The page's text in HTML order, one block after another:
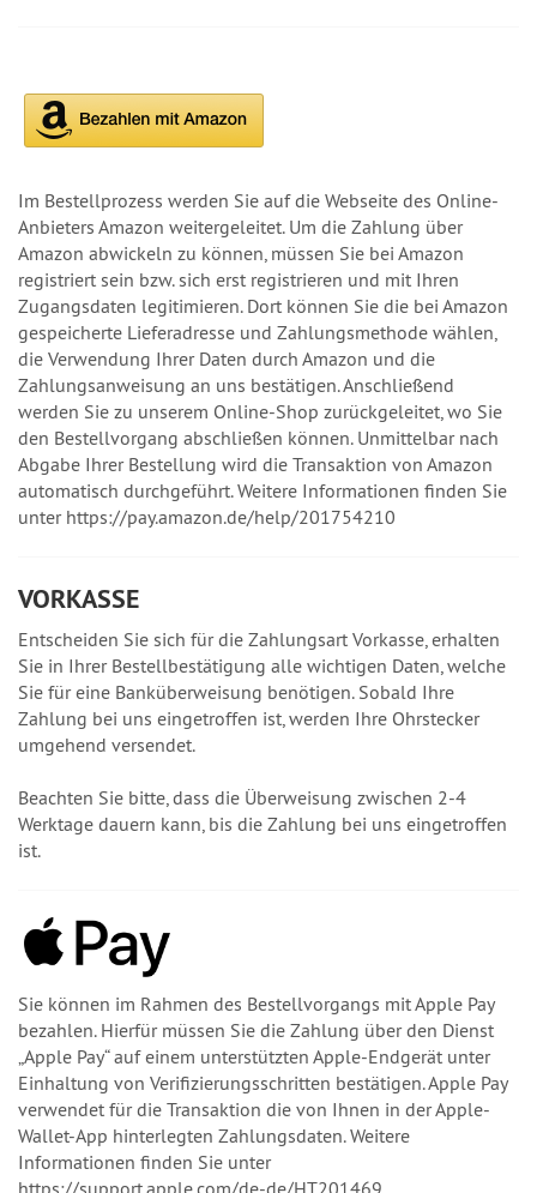
Im Bestellprozess werden Sie auf die Webseite des Online-
Anbieters Amazon weitergeleitet. Um die Zahlung über
Amazon abwickeln zu können, müssen Sie bei Amazon
registriert sein bzw. sich erst registrieren und mit Ihren
Zugangsdaten legitimieren. Dort können Sie die bei Amazon
gespeicherte Lieferadresse und Zahlungsmethode wählen,
die Verwendung Ihrer Daten durch Amazon und die
Zahlungsanweisung an uns bestätigen. Anschließend
werden Sie zu unserem Online-Shop zurückgeleitet, wo Sie
den Bestellvorgang abschließen können. Unmittelbar nach
Abgabe Ihrer Bestellung wird die Transaktion von Amazon
automatisch durchgeführt. Weitere Informationen finden Sie
unter https://pay.amazon.de/help/201754210
VORKASSE
Entscheiden Sie sich für die Zahlungsart Vorkasse, erhalten
Sie in Ihrer Bestellbestätigung alle wichtigen Daten, welche
Sie für eine Banküberweisung benötigen. Sobald Ihre
Zahlung bei uns eingetroffen ist, werden Ihre Ohrstecker
umgehend versendet.
Beachten Sie bitte, dass die Überweisung zwischen 2-4
Werktage dauern kann, bis die Zahlung bei uns eingetroffen
ist.
Sie können im Rahmen des Bestellvorgangs mit Apple Pay
bezahlen. Hierfür müssen Sie die Zahlung über den Dienst
„Apple Pay“ auf einem unterstützten Apple-Endgerät unter
Einhaltung von Verifizierungsschritten bestätigen. Apple Pay
verwendet für die Transaktion die von Ihnen in der Apple-
Wallet-App hinterlegten Zahlungsdaten. Weitere
Informationen finden Sie unter
https://support.apple.com/de-de/HT201469